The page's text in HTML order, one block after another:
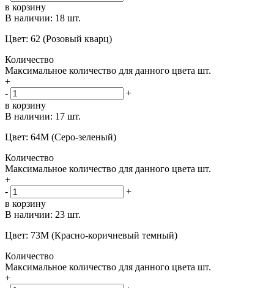
в корзину
В наличии: 18 шт.
Цвет: 62 (Розовый кварц)
Количество
Максимальное количество для данного цвета шт.
+
-
+
в корзину
В наличии: 17 шт.
Цвет: 64M (Серо-зеленый)
Количество
Максимальное количество для данного цвета шт.
+
-
+
в корзину
В наличии: 23 шт.
Цвет: 73M (Красно-коричневый темный)
Количество
Максимальное количество для данного цвета шт.
+